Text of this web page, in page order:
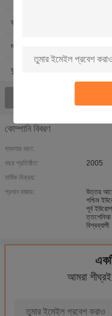
ভূমধ্যসাগরীয় তেল পেইন্টিং
মানুষ তেল পেইন্টিং
ফুলের তেল পেইন্টিং
কোম্পানি বিবরণ
ব্যবসার ধরণ:
বছর প্রতিষ্ঠিত:
2005
বার্ষিক বিক্রয়:
প্রধান বাজার:
উত্তর
পশ্চিম
পূর্ব ইউরোপ
ত্তশেনিআ
বিশ্বব্যাপী
আমরা
ফটোগ্রাফ থেকে ক্যানভাস কাস্টম